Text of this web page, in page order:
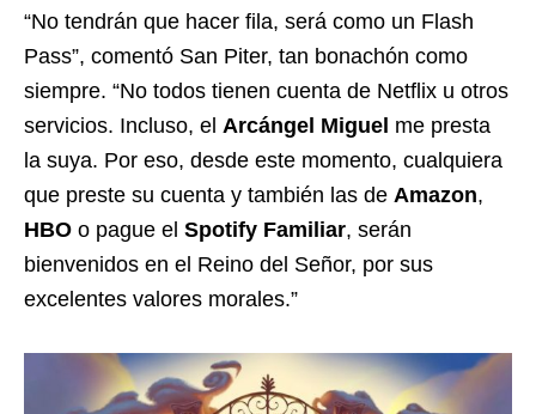
“No tendrán que hacer fila, será como un Flash
Pass”, comentó San Piter, tan bonachón como
siempre. “No todos tienen cuenta de Netflix u otros
servicios. Incluso, el Arcángel Miguel me presta
la suya. Por eso, desde este momento, cualquiera
que preste su cuenta y también las de Amazon,
HBO o pague el Spotify Familiar, serán
bienvenidos en el Reino del Señor, por sus
excelentes valores morales.”